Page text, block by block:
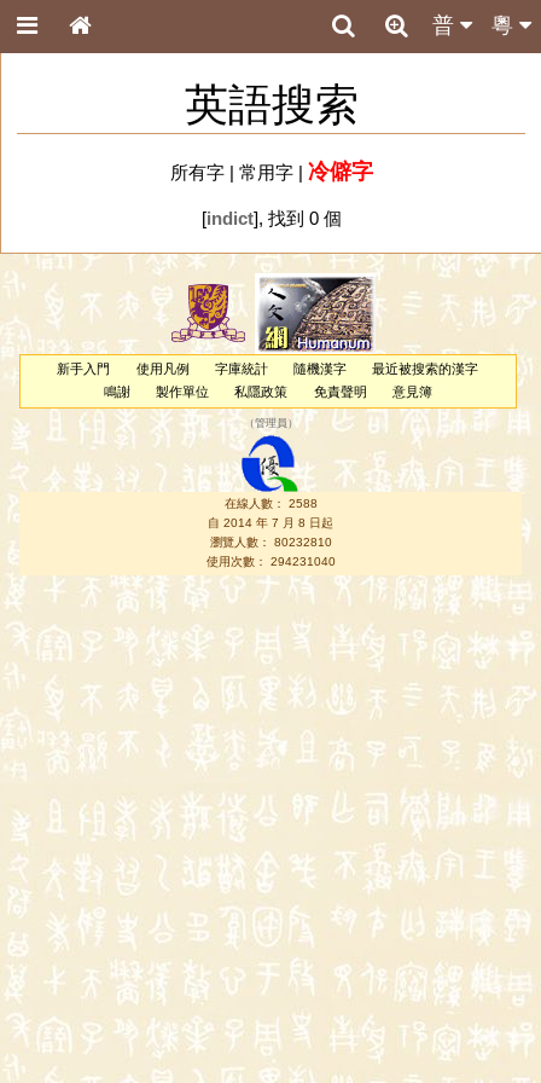
粵
普
英語搜索
所有字| 常用字| 冷僻字
[indict], 找到 0 個
新手入門 使用凡例 字庫統計 隨機漢字
最近被搜索的漢字
鳴謝
製作單位 私隱政策 免責聲明 意見簿
（管理員 ）
在線人數： 2588
自 2014 年 7 月 8 日起
瀏覽人數： 80232810
使用次數： 294231040